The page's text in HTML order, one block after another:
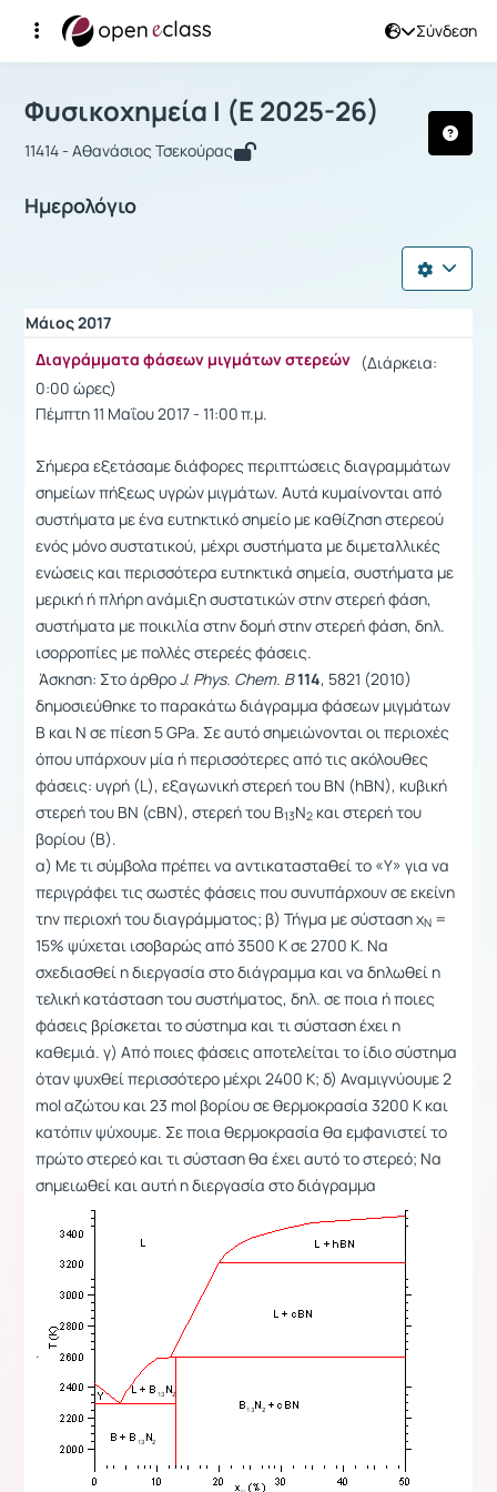
Σύνδεση
Μάθημα : Φυσικοχημεία Ι
Φυσικοχημεία Ι (Ε 2025-26)
11414 - Αθανάσιος Τσεκούρας
Ημερολόγιο
Μάιος 2017
Διαγράμματα φάσεων μιγμάτων στερεών (Διάρκεια:
0:00 ώρες)
Πέμπτη 11 Μαΐου 2017 - 11:00 π.μ.
Σήμερα εξετάσαμε διάφορες περιπτώσεις διαγραμμάτων
σημείων πήξεως υγρών μιγμάτων. Αυτά κυμαίνονται από
συστήματα με ένα ευτηκτικό σημείο με καθίζηση στερεού
ενός μόνο συστατικού, μέχρι συστήματα με διμεταλλικές
ενώσεις και περισσότερα ευτηκτικά σημεία, συστήματα με
μερική ή πλήρη ανάμιξη συστατικών στην στερεή φάση,
συστήματα με ποικιλία στην δομή στην στερεή φάση, δηλ.
ισορροπίες με πολλές στερεές φάσεις.
Άσκηση: Στο άρθροJ. Phys. Chem. B114, 5821 (2010)
δημοσιεύθηκε το παρακάτω διάγραμμα φάσεων μιγμάτων
B και N σε πίεση 5 GPa. Σε αυτό σημειώνονται οι περιοχές
όπου υπάρχουν μία ή περισσότερες από τις ακόλουθες
φάσεις: υγρή (L), εξαγωνική στερεή του BN (hBN), κυβική
στερεή του BN (cBN), στερεή του B13N2 και στερεή του
βορίου (B).
α) Με τι σύμβολα πρέπει να αντικατασταθεί το «Υ» για να
περιγράφει τις σωστές φάσεις που συνυπάρχουν σε εκείνη
την περιοχή του διαγράμματος; β) Τήγμα με σύσταση xN =
15% ψύχεται ισοβαρώς από 3500 K σε 2700 K. Να
σχεδιασθεί η διεργασία στο διάγραμμα και να δηλωθεί η
τελική κατάσταση του συστήματος, δηλ. σε ποια ή ποιες
φάσεις βρίσκεται το σύστημα και τι σύσταση έχει η
καθεμιά. γ) Από ποιες φάσεις αποτελείται το ίδιο σύστημα
όταν ψυχθεί περισσότερο μέχρι 2400 K; δ) Αναμιγνύουμε 2
mol αζώτου και 23 mol βορίου σε θερμοκρασία 3200 K και
κατόπιν ψύχουμε. Σε ποια θερμοκρασία θα εμφανιστεί το
πρώτο στερεό και τι σύσταση θα έχει αυτό το στερεό; Να
σημειωθεί και αυτή η διεργασία στο διάγραμμα
.